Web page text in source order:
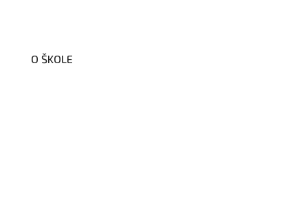
O ŠKOLE